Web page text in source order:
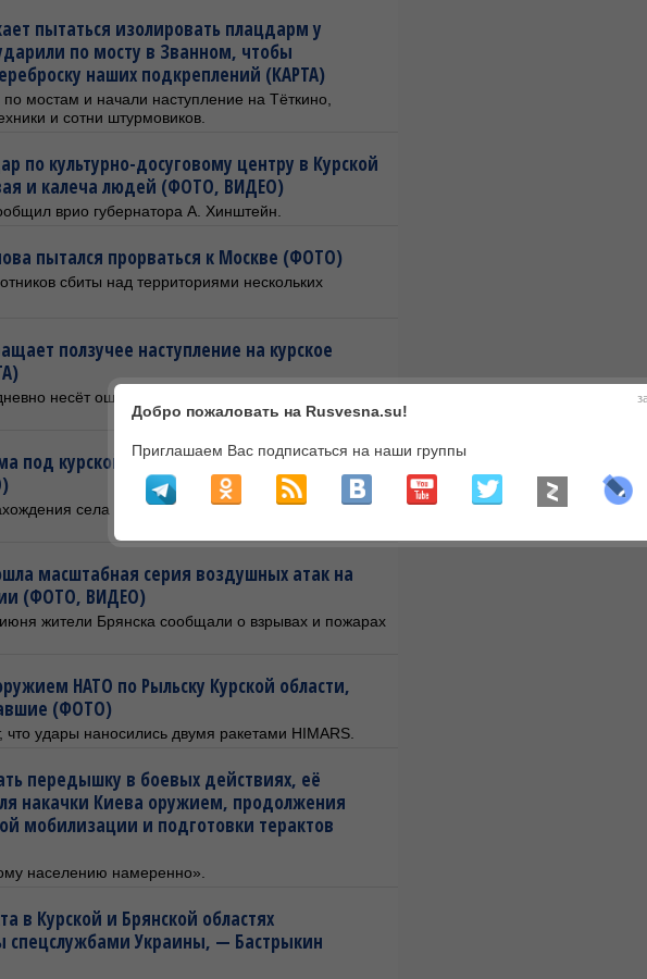
пытаться изолировать плацдарм у
по мосту в Званном, чтобы
наших подкреплений (КАРТА)
мостам и начали наступление на Тёткино,
и сотни штурмовиков.
по культурно-досуговому центру в Курской
и калеча людей (ФОТО, ВИДЕО)
врио губернатора А. Хинштейн.
пытался прорваться к Москве (ФОТО)
сбиты над территориями нескольких
ползучее наступление на курское
несёт ощутимые потери, но продолжает
под курской Суджей после освобождения
села Махновка под украинской
масштабная серия воздушных атак на
(ФОТО, ВИДЕО)
жители Брянска сообщали о взрывах и пожарах
НАТО по Рыльску Курской области,
(ФОТО)
удары наносились двумя ракетами HIMARS.
передышку в боевых действиях, её
накачки Киева оружием, продолжения
мобилизации и подготовки терактов
населению намеренно».
в Курской и Брянской областях
спецслужбами Украины, — Бастрыкин
Добро пожаловать на Rusvesna.su!
Приглашаем Вас подписаться на наши группы